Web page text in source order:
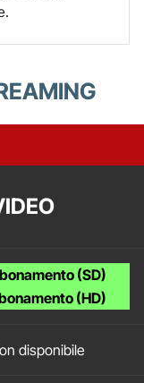
(SD)
(HD)
disponibile